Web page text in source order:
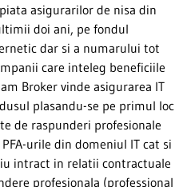
asigurarilor de nisa din
doi ani, pe fondul
dar si a numarului tot
care inteleg beneficiile
Broker vinde asigurarea IT
plasandu-se pe primul loc
de raspunderi profesionale
urile din domeniul IT cat si
intract in relatii contractuale
profesionala (professional